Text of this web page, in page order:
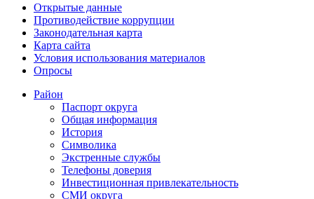
Открытые данные
Противодействие коррупции
Законодательная карта
Карта сайта
Условия использования материалов
Опросы
Район
Паспорт округа
Общая информация
История
Символика
Экстренные службы
Телефоны доверия
Инвестиционная привлекательность
СМИ округа